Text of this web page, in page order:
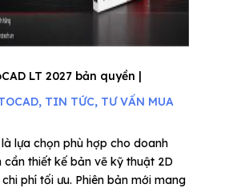
LT 2027 bản quyền |
, TIN TỨC, TƯ VẤN MUA
lựa chọn phù hợp cho doanh
cần thiết kế bản vẽ kỹ thuật 2D
phí tối ưu. Phiên bản mới mang